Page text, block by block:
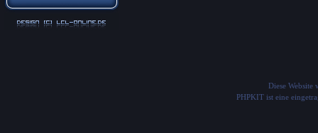
Diese Website
PHPKIT ist eine